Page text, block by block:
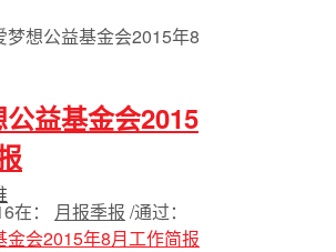
梦想公益基金会2015年8
益基金会2015
在： 月报季报 /通过：
金会2015年8月工作简报